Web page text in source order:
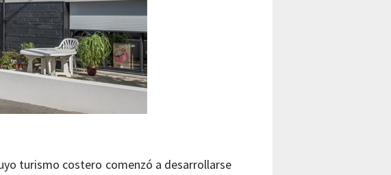
turismo costero comenzó a desarrollarse